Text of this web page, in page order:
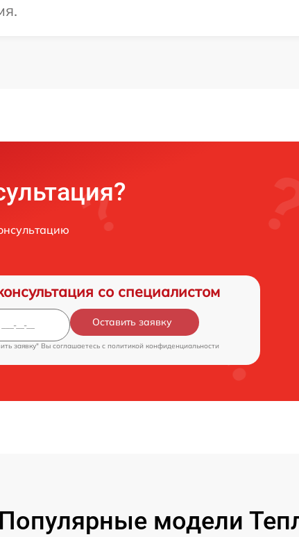
со специалистом
Оставить заявку
заявку" Вы соглашаетесь c политикой конфиденциальности
Популярные модели